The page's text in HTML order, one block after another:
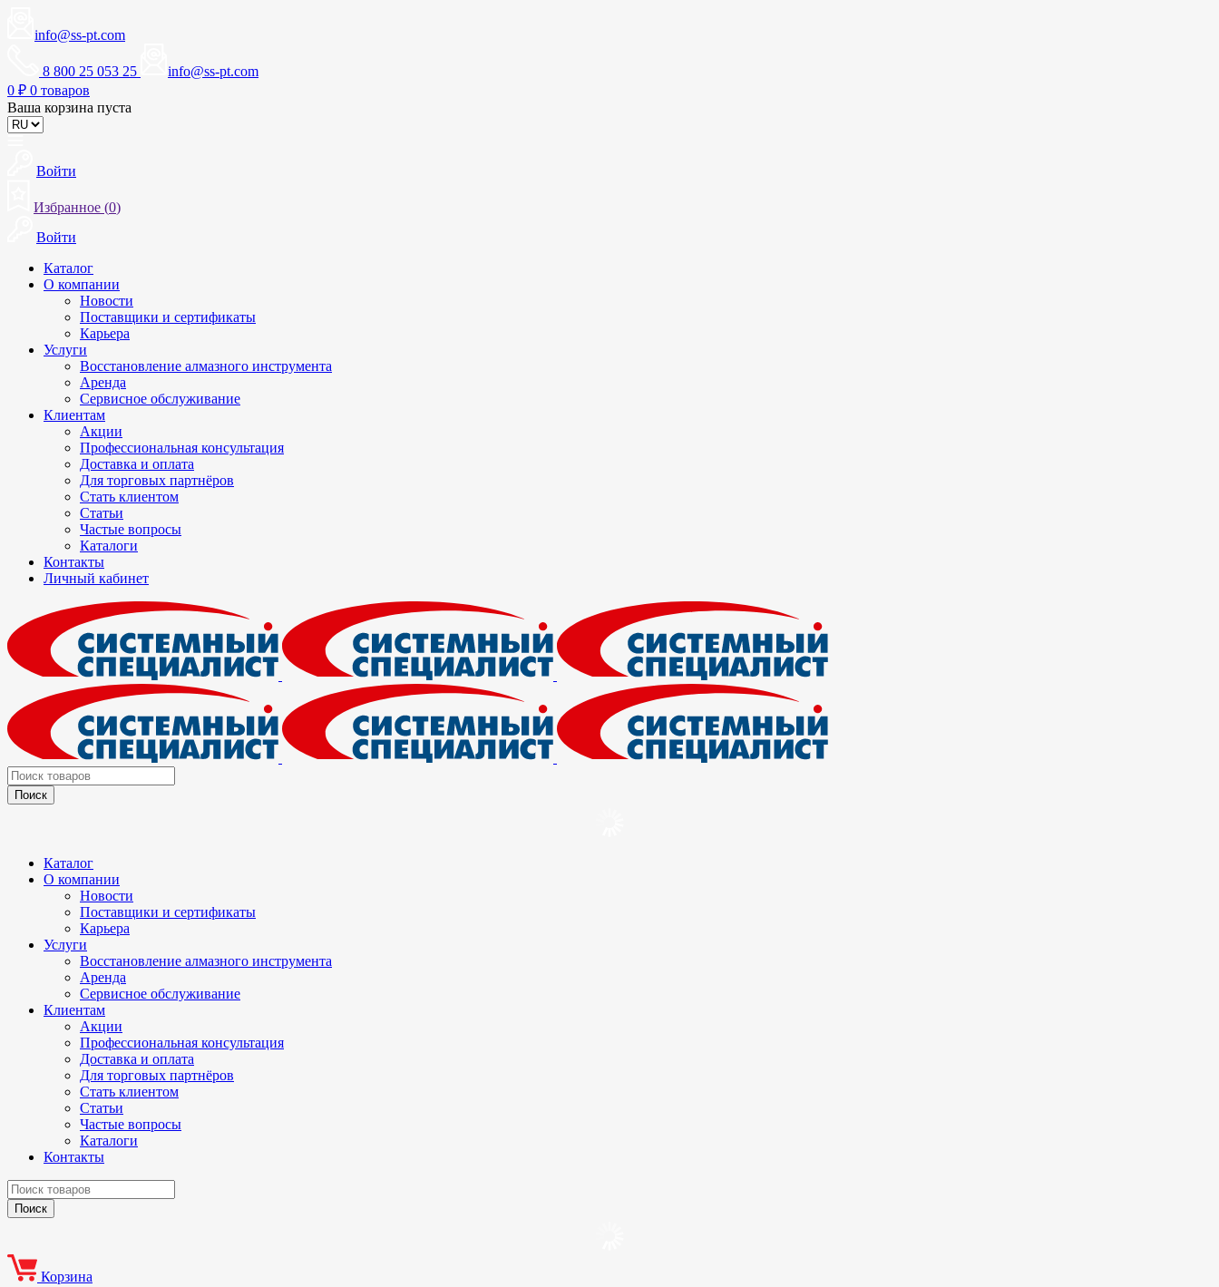
info@ss-pt.com
8 800 25 053 25
info@ss-pt.com
0 ₽ 0 товаров
Ваша корзина пуста
Войти
Избранное (0)
Войти
Каталог
О компании
Новости
Поставщики и сертификаты
Карьера
Услуги
Восстановление алмазного инструмента
Аренда
Сервисное обслуживание
Клиентам
Акции
Профессиональная консультация
Доставка и оплата
Для торговых партнёров
Стать клиентом
Статьи
Частые вопросы
Каталоги
Контакты
Личный кабинет
Каталог
О компании
Новости
Поставщики и сертификаты
Карьера
Услуги
Восстановление алмазного инструмента
Аренда
Сервисное обслуживание
Клиентам
Акции
Профессиональная консультация
Доставка и оплата
Для торговых партнёров
Стать клиентом
Статьи
Частые вопросы
Каталоги
Контакты
Корзина